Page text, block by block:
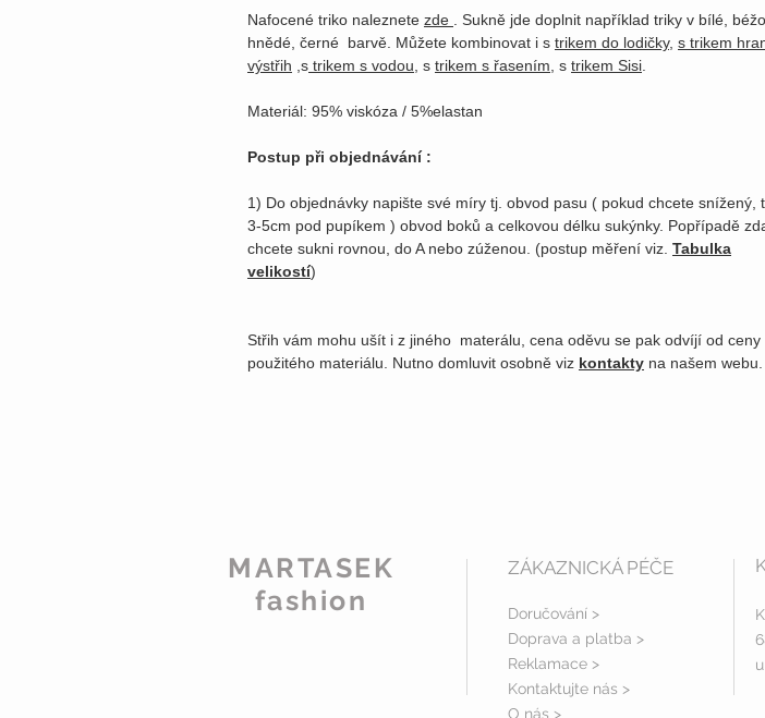
Nafocené triko naleznete zde . Sukně jde doplnit například triky v bílé,
hnědé, černé barvě. Můžete kombinovat i s trikem do lodičky, s trikem
výstřih ,s trikem s vodou, s trikem s řasením, s trikem Sisi.
Materiál: 95% viskóza / 5%elastan
Postup při objednávání :
1) Do objednávky napište své míry tj. obvod pasu ( pokud chcete snížený,
3-5cm pod pupíkem ) obvod boků a celkovou délku sukýnky. Popřípadě
chcete sukni rovnou, do A nebo zúženou. (postup měření viz. Tabulka
velikostí)
Střih vám mohu ušít i z jiného materálu, cena oděvu se pak odvíjí od ceny
použitého materiálu. Nutno domluvit osobně viz kontakty na našem webu.
MARTASEK
fashion
ZÁKAZNICKÁ PÉČE
Doručování >
Doprava a platba >
Reklamace >
Kontaktujte nás >
O nás >